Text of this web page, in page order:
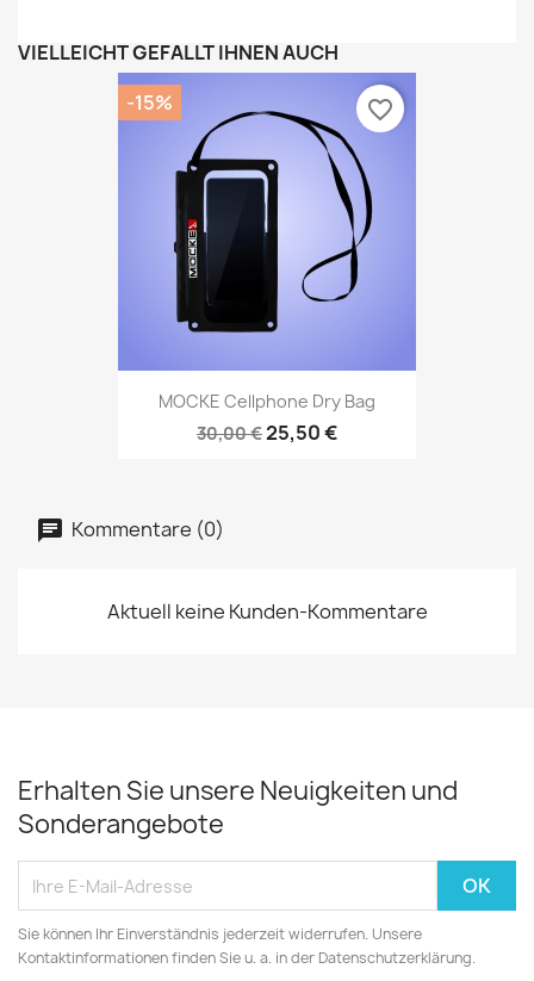
VIELLEICHT GEFÄLLT IHNEN AUCH
MOCKE Cellphone Dry Bag
30,00 €25,50 €
-15% favorite_border
Kommentare (0)
Aktuell keine Kunden-Kommentare
Erhalten Sie unsere Neuigkeiten und
Sonderangebote
Sie können Ihr Einverständnis jederzeit widerrufen. Unsere
Kontaktinformationen finden Sie u. a. in der Datenschutzerklärung.